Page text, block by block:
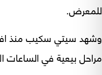
للمعرض.
وشهد سيتي سكيب منذ
مراحل بيعية في الساعات